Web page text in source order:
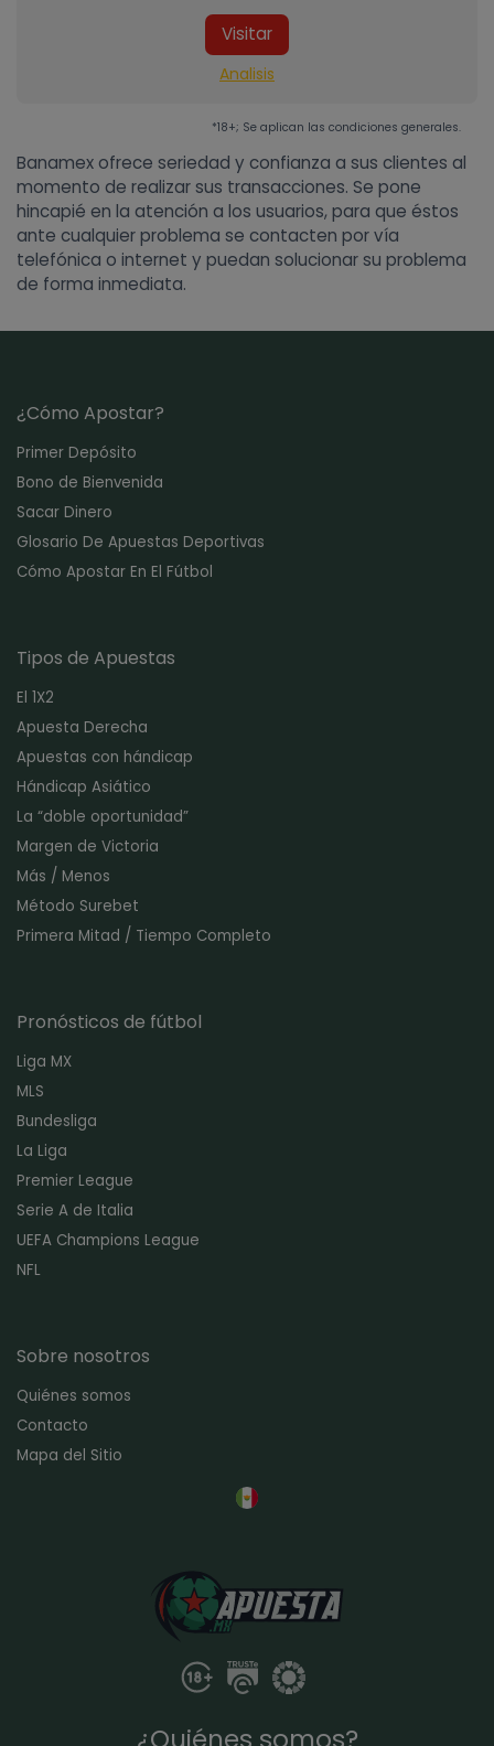
Visitar
Analisis
*18+; Se aplican las condiciones generales.
Banamex ofrece seriedad y confianza a sus clientes al
momento de realizar sus transacciones. Se pone
hincapié en la atención a los usuarios, para que éstos
ante cualquier problema se contacten por vía
telefónica o internet y puedan solucionar su problema
de forma inmediata.
¿Cómo Apostar?
Primer Depósito
Bono de Bienvenida
Sacar Dinero
Glosario De Apuestas Deportivas
Cómo Apostar En El Fútbol
Tipos de Apuestas
El 1X2
Apuesta Derecha
Apuestas con hándicap
Hándicap Asiático
La “doble oportunidad”
Margen de Victoria
Más / Menos
Método Surebet
Primera Mitad / Tiempo Completo
Pronósticos de fútbol
Liga MX
MLS
Bundesliga
La Liga
Premier League
Serie A de Italia
UEFA Champions League
NFL
Sobre nosotros
Quiénes somos
Contacto
Mapa del Sitio